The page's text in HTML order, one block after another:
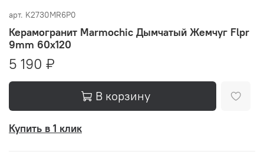
арт. K2730MR6P0
Керамогранит Marmochic Дымчатый Жемчуг Flpr
9mm 60x120
5 190 ₽
В корзину
Купить в 1 клик